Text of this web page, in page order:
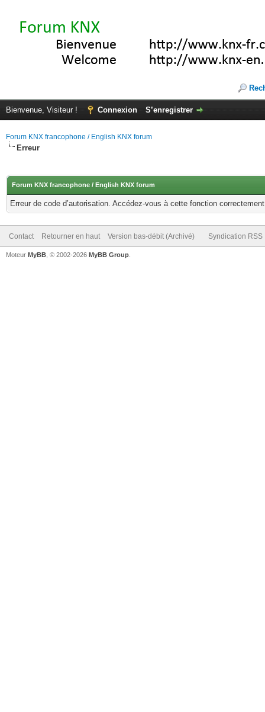
Bienvenue, Visiteur ! Connexion S’enregistrer
Forum KNX francophone / English KNX forum
Erreur
Forum KNX francophone / English KNX forum
Erreur de code d’autorisation. Accédez-vous à cette fonction
Contact Retourner en haut Version bas-débit (Archivé) Syndication RSS
Moteur MyBB , © 2002-2026 MyBB Group